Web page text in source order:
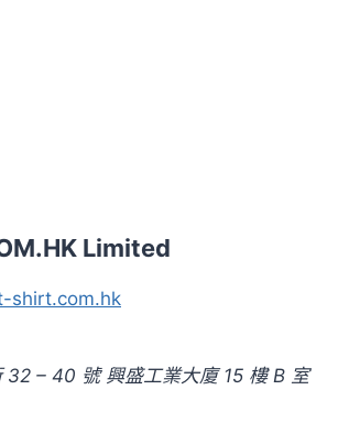
Limited
shirt.com.hk
32 – 40 號 興盛工業大廈 15 樓 B 室